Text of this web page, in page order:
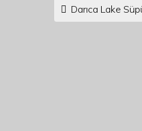
Post
Darıca Lake